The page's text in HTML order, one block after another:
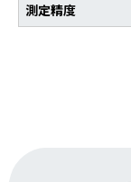
測定精度